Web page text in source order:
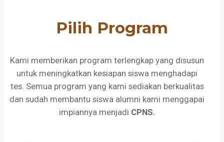
Pilih Program
Kami memberikan program terlengkap yang disusun
untuk meningkatkan kesiapan siswa menghadapi
tes. Semua program yang kami sediakan berkualitas
dan sudah membantu siswa alumni kami menggapai
impiannya menjadi CPNS.